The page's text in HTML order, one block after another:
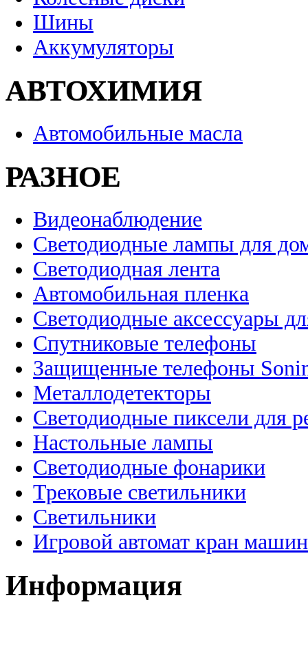
Шины
Аккумуляторы
АВТОХИМИЯ
Автомобильные масла
РАЗНОЕ
Видеонаблюдение
Светодиодные лампы для
Светодиодная лента
Автомобильная пленка
Светодиодные аксессуары
Спутниковые телефоны
Защищенные телефоны
Металлодетекторы
Светодиодные пиксели для
Настольные лампы
Светодиодные фонарики
Трековые светильники
Светильники
Игровой автомат кран
Информация